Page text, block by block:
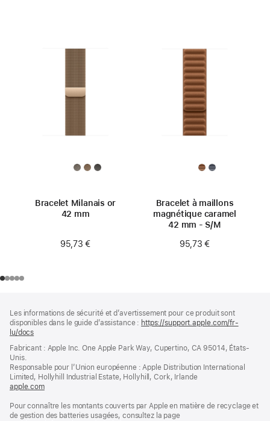
Bracelet Milanais or
42 mm
95,73 €
Bracelet à maillons
magnétique caramel
42 mm - S/M
95,73 €
de
page
de
bas
page
Les informations de sécurité et d’avertissement pour ce produit sont
disponibles dans le guide d’assistance : https://support.apple.com/fr-
lu/docs
une
fenêtre)
Fabricant : Apple Inc. One Apple Park Way, Cupertino, CA 95014, États-
Unis.
Responsable pour l’Union européenne : Apple Distribution International
Limited, Hollyhill Industrial Estate, Hollyhill, Cork, Irlande
apple.com(s’ouvre
une
nouvelle
Pour connaître les montants couverts par Apple en matière de recyclage et
de gestion des batteries usagées, consultez la page